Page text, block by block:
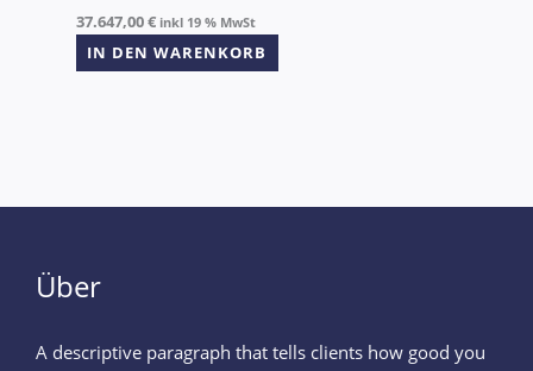
37.647,00€ inkl 19 % MwSt
IN DEN WARENKORB
Über
A descriptive paragraph that tells clients how good you